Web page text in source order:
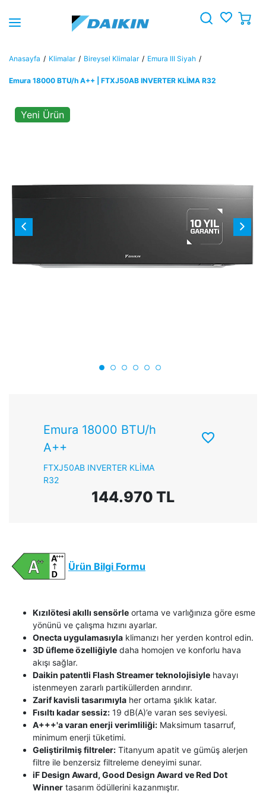
Anasayfa Klimalar Bireysel Klimalar Emura III Siyah
Emura 18000 BTU/h A++ | FTXJ50AB INVERTER KLİMA R32
Yeni Ürün
Emura 18000 BTU/h
A++
FTXJ50AB INVERTER KLİMA
R32
144.970 TL
Ürün Bilgi Formu
Kızılötesi akıllı sensörle ortama ve varlığınıza göre esme
yönünü ve çalışma hızını ayarlar.
Onecta uygulamasıyla klimanızı her yerden kontrol edin.
3D üfleme özelliğiyle daha homojen ve konforlu hava
akışı sağlar.
Daikin patentli Flash Streamer teknolojisiyle havayı
istenmeyen zararlı partiküllerden arındırır.
Zarif kavisli tasarımıyla her ortama şıklık katar.
Fısıltı kadar sessiz: 19 dB(A)’e varan ses seviyesi.
A+++'a varan enerji verimliliği: Maksimum tasarruf,
minimum enerji tüketimi.
Geliştirilmiş filtreler: Titanyum apatit ve gümüş alerjen
filtre ile benzersiz filtreleme deneyimi sunar.
iF Design Award, Good Design Award ve Red Dot
Winner tasarım ödüllerini kazanmıştır.